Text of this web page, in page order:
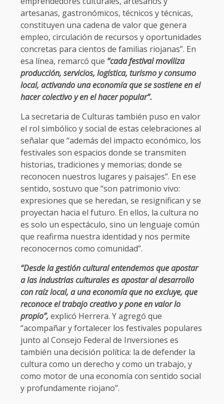
artesanas, gastronómicos, técnicos y técnicas,
constituyen una cadena de valor que genera
empleo, circulación de recursos y oportunidades
concretas para cientos de familias riojanas”. En
esa línea, remarcó que “cada festival moviliza
producción, servicios, logística, turismo y consumo
local, activando una economía que se sostiene en el
hacer colectivo y en el hacer popular”.
La secretaria de Culturas también puso en valor
el rol simbólico y social de estas celebraciones al
señalar que “además del impacto económico, los
festivales son espacios donde se transmiten
historias, tradiciones y memorias; donde se
reconocen nuestros lugares y paisajes”. En ese
sentido, sostuvo que “son patrimonio vivo:
expresiones que se heredan, se resignifican y se
proyectan hacia el futuro. En ellos, la cultura no
es solo un espectáculo, sino un lenguaje común
que reafirma nuestra identidad y nos permite
reconocernos como comunidad”.
“Desde la gestión cultural entendemos que apostar
a las industrias culturales es apostar al desarrollo
con raíz local, a una economía que no excluye, que
reconoce el trabajo creativo y pone en valor lo
propio”, explicó Herrera. Y agregó que
“acompañar y fortalecer los festivales populares
junto al Consejo Federal de Inversiones es
también una decisión política: la de defender la
cultura como un derecho y como un trabajo, y
como motor de una economía con sentido social
y profundamente riojano”.